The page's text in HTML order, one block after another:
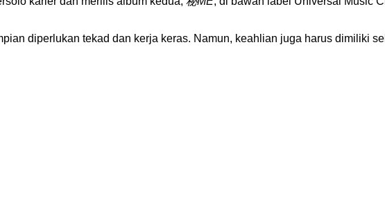
diperlukan tekad dan kerja keras. Namun, keahlian juga harus dimiliki